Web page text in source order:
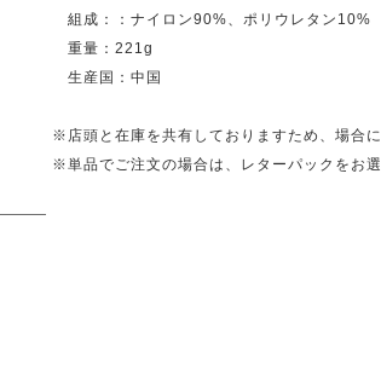
組成：：ナイロン90%、ポリウレタン10%
重量：221g
生産国：中国
※店頭と在庫を共有しておりますため、場合
※単品でご注文の場合は、レターパックをお